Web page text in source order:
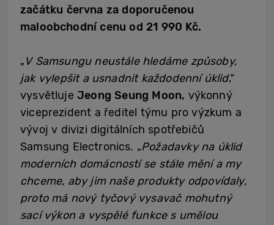
začátku června za doporučenou
maloobchodní cenu od 21 990 Kč.
„V Samsungu neustále hledáme způsoby,
jak vylepšit a usnadnit každodenní úklid,“
vysvětlujeJeong Seung Moon, výkonný
viceprezident a ředitel týmu pro výzkum a
vývoj v divizi digitálních spotřebičů
Samsung Electronics. „Požadavky na úklid
moderních domácností se stále mění a my
chceme, aby jim naše produkty odpovídaly,
proto má nový tyčový vysavač mohutný
sací výkon a vyspělé funkce s umělou